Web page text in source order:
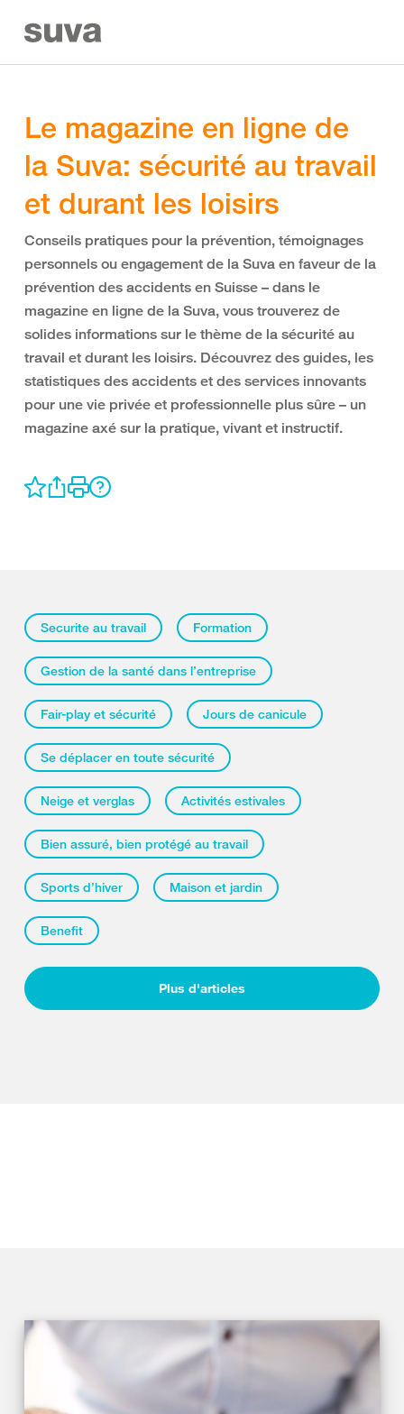
Le magazine en ligne de
la Suva: sécurité au travail
et durant les loisirs
Conseils pratiques pour la prévention, témoignages
personnels ou engagement de la Suva en faveur de la
prévention des accidents en Suisse – dans le
magazine en ligne de la Suva, vous trouverez de
solides informations sur le thème de la sécurité au
travail et durant les loisirs. Découvrez des guides, les
statistiques des accidents et des services innovants
pour une vie privée et professionnelle plus sûre – un
magazine axé sur la pratique, vivant et instructif.
Securite au travail Formation
Gestion de la santé dans l’entreprise
Fair-play et sécurité Jours de canicule
Se déplacer en toute sécurité
Neige et verglas Activités estivales
Bien assuré, bien protégé au travail
Sports d’hiver Maison et jardin
Benefit
Plus d'articles